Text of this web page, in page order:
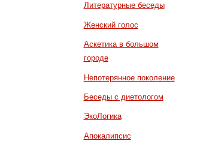
Литературные беседы
Женский голос
Аскетика в большом
городе
Непотерянное поколение
Беседы с диетологом
ЭкоЛогика
Апокалипсис